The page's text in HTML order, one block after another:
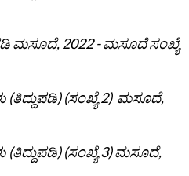
ಮಸೂದೆ, 2022 - ಮಸೂದೆ ಸಂಖ್ಯೆ
(ತಿದ್ದುಪಡಿ) (ಸಂಖ್ಯೆ 2) ಮಸೂದೆ,
(ತಿದ್ದುಪಡಿ) (ಸಂಖ್ಯೆ 3) ಮಸೂದೆ,